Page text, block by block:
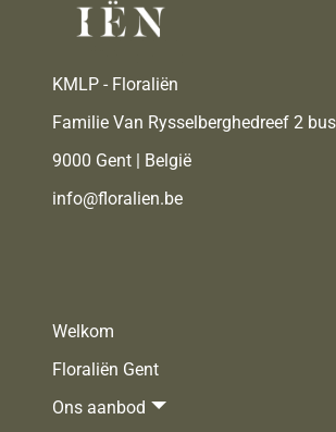
KMLP - Floraliën
Familie Van Rysselberghedreef 2
9000 Gent | België
info@floralien.be
Welkom
Floraliën Gent
Ons aanbod